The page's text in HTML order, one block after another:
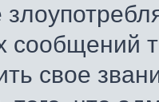
сообщений
свое